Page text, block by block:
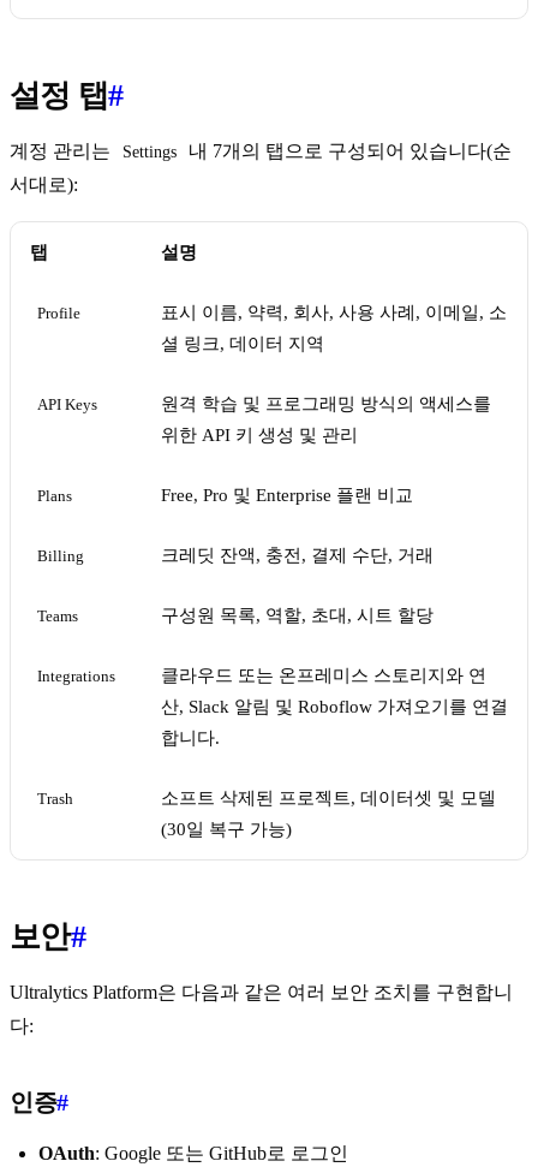
설정 탭#
계정 관리는 Settings
내 7개의 탭으로 구성되어 있습니다(순
서대로):
탭 설명
Profile
표시 이름, 약력, 회사, 사용 사례, 이메일, 소
셜 링크, 데이터 지역
API Keys
원격 학습 및 프로그래밍 방식의 액세스를
위한 API 키 생성 및 관리
Plans Free, Pro 및 Enterprise 플랜 비교
Billing 크레딧 잔액, 충전, 결제 수단, 거래
Teams 구성원 목록, 역할, 초대, 시트 할당
Integrations
클라우드 또는 온프레미스 스토리지와 연
산, Slack 알림 및 Roboflow 가져오기를 연결
합니다.
Trash
소프트 삭제된 프로젝트, 데이터셋 및 모델
(30일 복구 가능)
보안#
Ultralytics Platform은 다음과 같은 여러 보안 조치를 구현합니
다:
인증#
OAuth: Google 또는 GitHub로 로그인